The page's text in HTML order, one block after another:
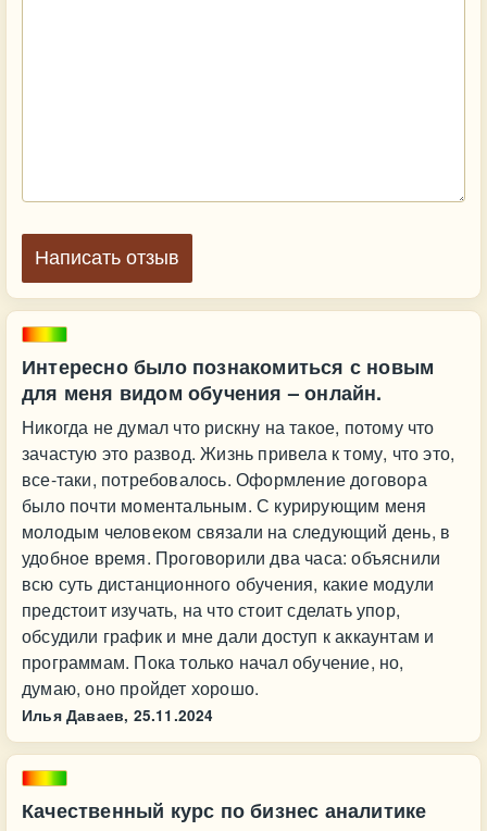
Интересно было познакомиться с новым
для меня видом обучения – онлайн.
Никогда не думал что рискну на такое, потому что
зачастую это развод. Жизнь привела к тому, что это,
все-таки, потребовалось. Оформление договора
было почти моментальным. С курирующим меня
молодым человеком связали на следующий день, в
удобное время. Проговорили два часа: объяснили
всю суть дистанционного обучения, какие модули
предстоит изучать, на что стоит сделать упор,
обсудили график и мне дали доступ к аккаунтам и
программам. Пока только начал обучение, но,
думаю, оно пройдет хорошо.
Илья Даваев, 25.11.2024
Качественный курс по бизнес аналитике
Написать отзыв